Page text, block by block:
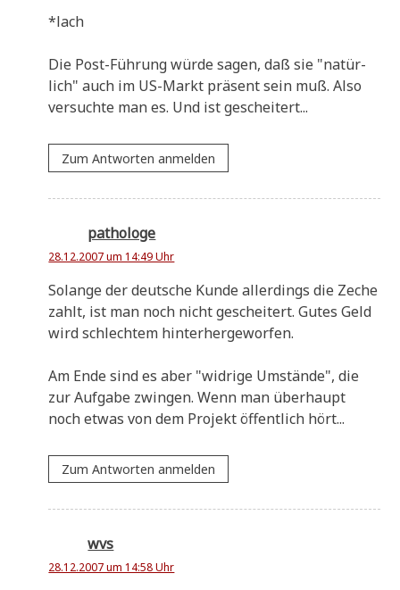
*lach
Die Post-Füh­rung wür­de sagen, daß sie "natür­
lich" auch im US-Markt prä­sent sein muß. Also
ver­such­te man es. Und ist gescheitert...
Zum Antworten anmelden
pathologe
28.12.2007 um 14:49 Uhr
Solan­ge der deut­sche Kun­de aller­dings die Zeche
zahlt, ist man noch nicht geschei­tert. Gutes Geld
wird schlech­tem hinterhergeworfen.
Am Ende sind es aber "wid­ri­ge Umstän­de", die
zur Auf­ga­be zwin­gen. Wenn man über­haupt
noch etwas von dem Pro­jekt öffent­lich hört...
Zum Antworten anmelden
wvs
28.12.2007 um 14:58 Uhr